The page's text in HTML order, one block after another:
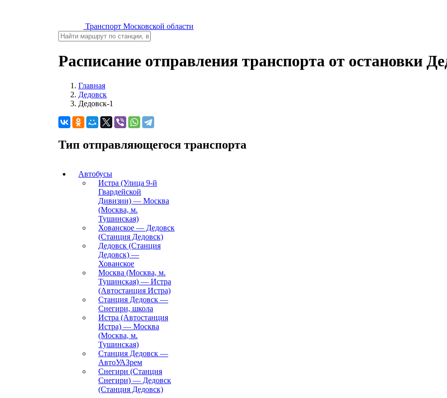
Транспорт Московской области
Расписание отправления транспорта от остановки
Главная
Дедовск
Дедовск-1
Тип отправляющегося транспорта
Автобусы
Истра (Улица 9-й
Гвардейской
Дивизии) — Москва
(Москва, м.
Тушинская)
Хованское — Дедовск
(Станция Дедовск)
Дедовск (Станция
Дедовск) —
Хованское
Москва (Москва, м.
Тушинская) — Истра
(Автостанция Истра)
Станция Дедовск —
Снегири, школа
Истра (Автостанция
Истра) — Москва
(Москва, м.
Тушинская)
Станция Дедовск —
АвтоУАЗрем
Снегири (Станция
Снегири) — Дедовск
(Станция Дедовск)